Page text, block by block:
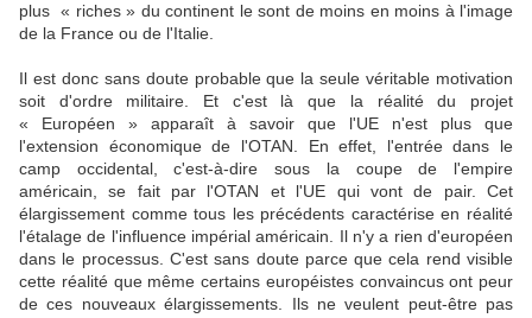
plus « riches » du continent le sont de moins en moins à l'image
de la France ou de l'Italie.
Il est donc sans doute probable que la seule véritable motivation
soit d'ordre militaire. Et c'est là que la réalité du projet
« Européen » apparaît à savoir que l'UE n'est plus que
l'extension économique de l'OTAN. En effet, l'entrée dans le
camp occidental, c'est-à-dire sous la coupe de l'empire
américain, se fait par l'OTAN et l'UE qui vont de pair. Cet
élargissement comme tous les précédents caractérise en réalité
l'étalage de l'influence impérial américain. Il n'y a rien d'européen
dans le processus. C'est sans doute parce que cela rend visible
cette réalité que même certains européistes convaincus ont peur
de ces nouveaux élargissements. Ils ne veulent peut-être pas